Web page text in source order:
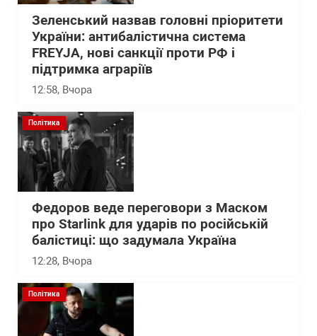
Зеленський назвав головні пріоритети
України: антибалістична система
FREYJA, нові санкції проти РФ і
підтримка аграріїв
12:58, Вчора
Політика
Федоров веде переговори з Маском
про Starlink для ударів по російській
балістиці: що задумала Україна
12:28, Вчора
Політика